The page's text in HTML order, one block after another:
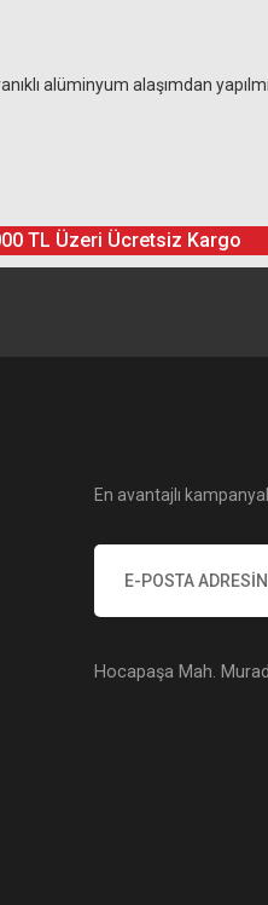
alüminyum alaşımdan
TL Üzeri Ücretsiz Kargo
En avantajlı
Hocapaşa Mah.